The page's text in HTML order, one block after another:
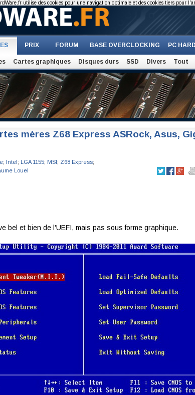
PRIX FORUM BASE OVERCLOCKING PC
Cartes graphiques Disques durs SSD Divers Tout
mères Z68 Express ASRock, Asus,
; Intel; LGA 1155; MSI; Z68 Express;
Louel
bel et bien de l'UEFI, mais pas sous forme graphique.
utilise des cookies pour une navigation optimale et des cookies tiers pour